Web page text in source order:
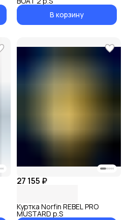
В корзину
27 155 ₽
Куртка Norfin REBEL PRO
MUSTARD р.S